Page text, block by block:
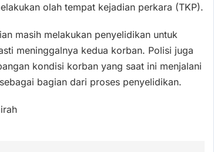
olah tempat kejadian perkara (TKP).
masih melakukan penyelidikan untuk
meninggalnya kedua korban. Polisi juga
kondisi korban yang saat ini menjalani
bagian dari proses penyelidikan.